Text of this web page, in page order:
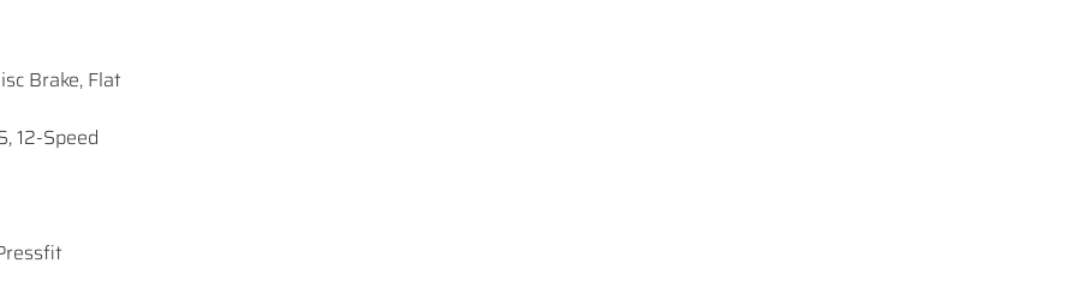
Brake, Flat
12-Speed